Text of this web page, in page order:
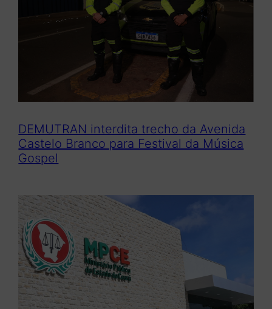
DEMUTRAN interdita trecho da Avenida
Castelo Branco para Festival da Música
Gospel